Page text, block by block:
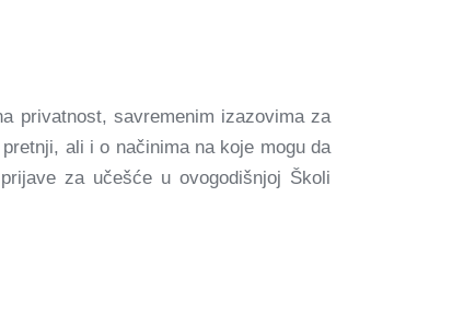
privatnost, savremenim izazovima za
ali i o načinima na koje mogu da
za učešće u ovogodišnjoj Školi